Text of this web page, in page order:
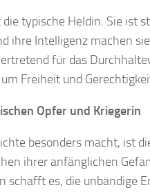
typische Heldin. Sie ist
ihre Intelligenz machen
für das
Freiheit und
Opfer und Kriegerin
besonders macht, ist
ihrer anfänglichen
schafft es, die unbändige